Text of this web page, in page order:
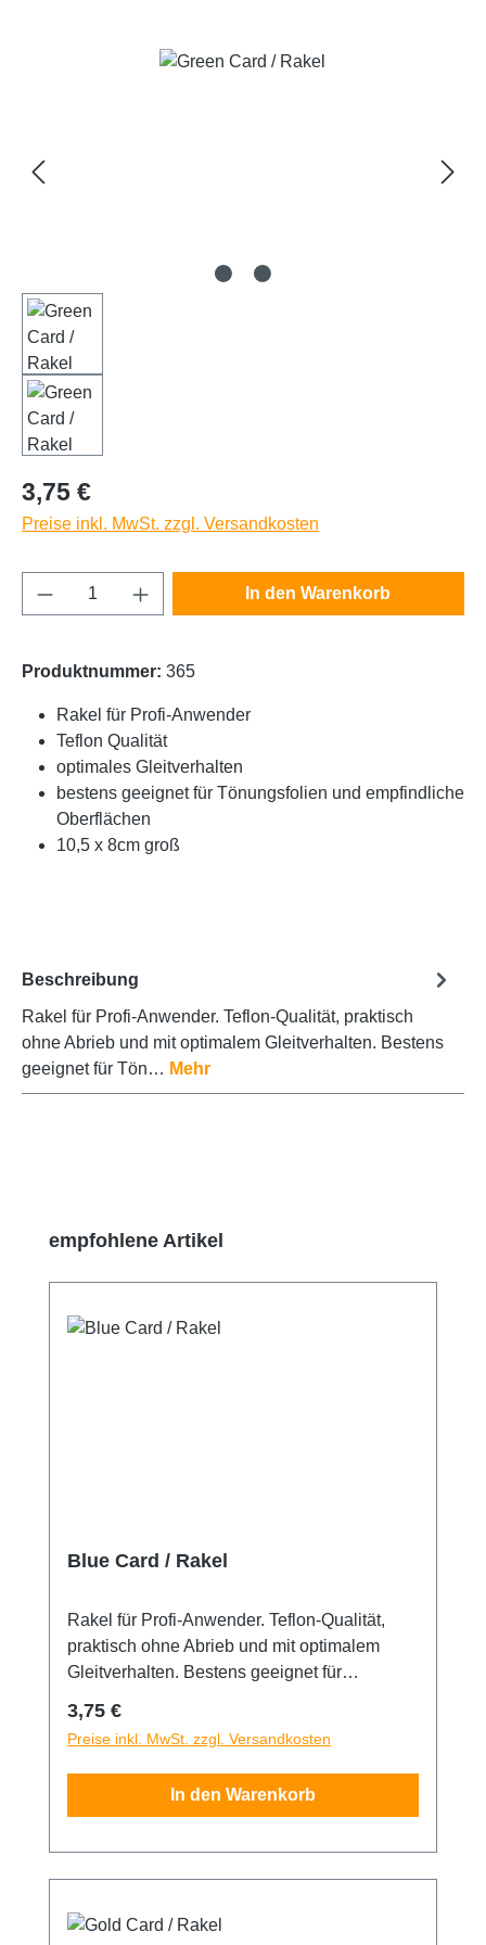
Bildergalerie überspringen
Regulärer Preis:
3,75 €
Preise inkl. MwSt. zzgl. Versandkosten
Produkt Anzahl: Gib den gewünschten
In den Warenkorb
Produktnummer: 365
Rakel für Profi-Anwender
Teflon Qualität
optimales Gleitverhalten
bestens geeignet für Tönungsfolien und empfindliche
Oberflächen
10,5 x 8cm groß
Beschreibung
Rakel für Profi-Anwender. Teflon-Qualität, praktisch
ohne Abrieb und mit optimalem Gleitverhalten. Bestens
geeignet für Tön… Mehr
Produktgalerie überspringen
empfohlene Artikel
Blue Card / Rakel
Rakel für Profi-Anwender. Teflon-Qualität,
praktisch ohne Abrieb und mit optimalem
Gleitverhalten. Bestens geeignet für
Damit kann zwischen Gummidichtung und
Folie gerakelt werden ohne die Folie zu
gefährden. Die Rakel ist 10,5 x 8cm groß.
Regulärer Preis:
3,75 €
Preise inkl. MwSt. zzgl. Versandkosten
In den Warenkorb